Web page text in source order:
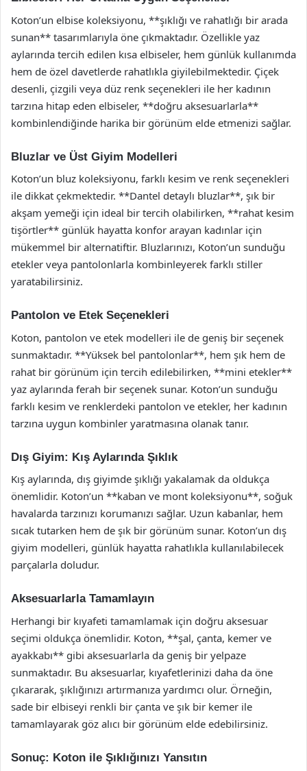
Koton’un elbise koleksiyonu, **şıklığı ve rahatlığı bir arada
sunan** tasarımlarıyla öne çıkmaktadır. Özellikle yaz
aylarında tercih edilen kısa elbiseler, hem günlük kullanımda
hem de özel davetlerde rahatlıkla giyilebilmektedir. Çiçek
desenli, çizgili veya düz renk seçenekleri ile her kadının
tarzına hitap eden elbiseler, **doğru aksesuarlarla**
kombinlendiğinde harika bir görünüm elde etmenizi sağlar.
Bluzlar ve Üst Giyim Modelleri
Koton’un bluz koleksiyonu, farklı kesim ve renk seçenekleri
ile dikkat çekmektedir. **Dantel detaylı bluzlar**, şık bir
akşam yemeği için ideal bir tercih olabilirken, **rahat kesim
tişörtler** günlük hayatta konfor arayan kadınlar için
mükemmel bir alternatiftir. Bluzlarınızı, Koton’un sunduğu
etekler veya pantolonlarla kombinleyerek farklı stiller
yaratabilirsiniz.
Pantolon ve Etek Seçenekleri
Koton, pantolon ve etek modelleri ile de geniş bir seçenek
sunmaktadır. **Yüksek bel pantolonlar**, hem şık hem de
rahat bir görünüm için tercih edilebilirken, **mini etekler**
yaz aylarında ferah bir seçenek sunar. Koton’un sunduğu
farklı kesim ve renklerdeki pantolon ve etekler, her kadının
tarzına uygun kombinler yaratmasına olanak tanır.
Dış Giyim: Kış Aylarında Şıklık
Kış aylarında, dış giyimde şıklığı yakalamak da oldukça
önemlidir. Koton’un **kaban ve mont koleksiyonu**, soğuk
havalarda tarzınızı korumanızı sağlar. Uzun kabanlar, hem
sıcak tutarken hem de şık bir görünüm sunar. Koton’un dış
giyim modelleri, günlük hayatta rahatlıkla kullanılabilecek
parçalarla doludur.
Aksesuarlarla Tamamlayın
Herhangi bir kıyafeti tamamlamak için doğru aksesuar
seçimi oldukça önemlidir. Koton, **şal, çanta, kemer ve
ayakkabı** gibi aksesuarlarla da geniş bir yelpaze
sunmaktadır. Bu aksesuarlar, kıyafetlerinizi daha da öne
çıkararak, şıklığınızı artırmanıza yardımcı olur. Örneğin,
sade bir elbiseyi renkli bir çanta ve şık bir kemer ile
tamamlayarak göz alıcı bir görünüm elde edebilirsiniz.
Sonuç: Koton ile Şıklığınızı Yansıtın